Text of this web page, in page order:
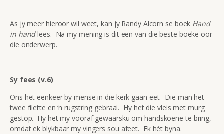
As jy meer hieroor wil weet, kan jy Randy Alcorn se boek Hand
in handlees. Na my mening is dit een van die beste boeke oor
die onderwerp.
Sy fees (v.6)
Ons het eenkeer by mense in die kerk gaan eet. Die man het
twee filette en ‘n rugstring gebraai. Hy het die vleis met murg
gestop. Hy het my vooraf gewaarsku om handskoene te bring,
omdat ek blykbaar my vingers sou afeet. Ek hét byna.